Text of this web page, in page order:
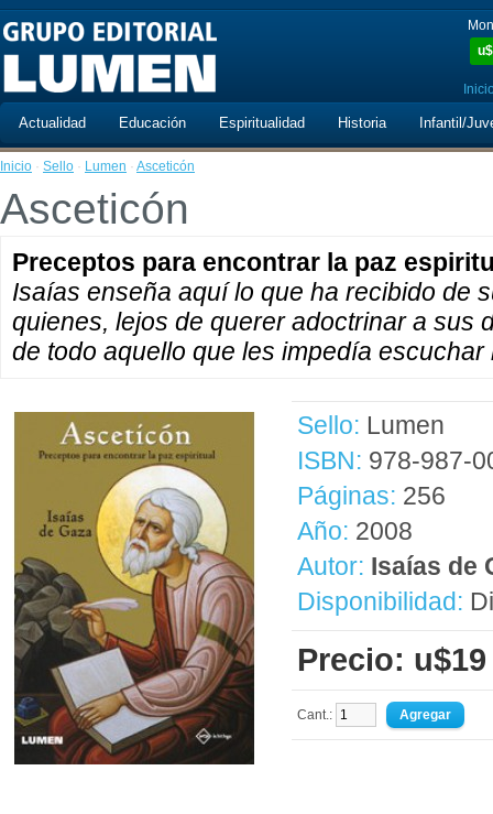
u$
Actualidad Educación Espiritualidad Historia Infantil/
Inicio · Sello · Lumen · Asceticón
Asceticón
Preceptos para encontrar la paz
Isaías enseña aquí lo que ha recibido de
quienes, lejos de querer adoctrinar a sus
de todo aquello que les impedía
Sello: Lumen
ISBN: 978-987-
Páginas: 256
Año: 2008
Autor: Isaías de
Disponibilidad:
Precio: u$19
Cant.: